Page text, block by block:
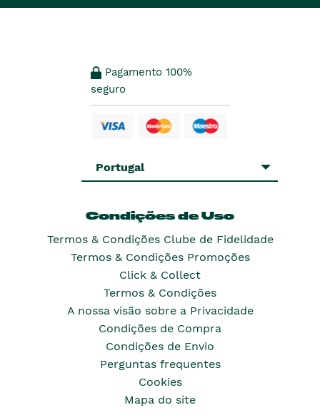
Pagamento 100%
seguro
Portugal
Condições de Uso
Termos & Condições Clube de Fidelidade
Termos & Condições Promoções
Click & Collect
Termos & Condições
A nossa visão sobre a Privacidade
Condições de Compra
Condições de Envio
Perguntas frequentes
Cookies
Mapa do site